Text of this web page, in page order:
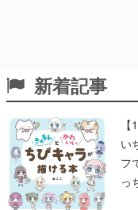
新着記事
い
フ
っ